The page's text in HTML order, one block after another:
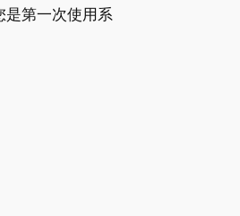
是第一次使用系